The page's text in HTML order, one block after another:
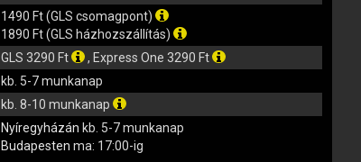
1490 Ft (GLS csomagpont)
1890 Ft (GLS házhozszállítás)
GLS 3290 Ft
, Express One 3290 Ft
kb. 5-7 munkanap
kb. 8-10 munkanap
Nyíregyházán kb. 5-7 munkanap
Budapesten ma: 17:00-ig